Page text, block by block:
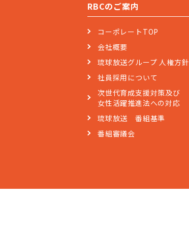
RBCのご案内
コーポレートTOP
会社概要
琉球放送グループ 人権方針
社員採用について
次世代育成支援対策及び
女性活躍推進法への対応
琉球放送 番組基準
番組審議会